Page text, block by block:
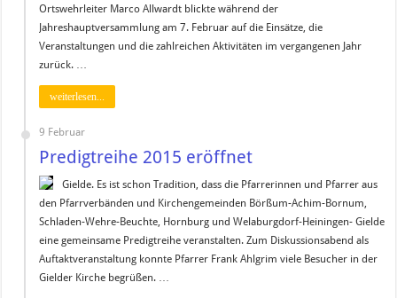
Ortswehrleiter Marco Allwardt blickte während der
Jahreshauptversammlung am 7. Februar auf die Einsätze, die
Veranstaltungen und die zahlreichen Aktivitäten im vergangenen Jahr
zurück. …
weiterlesen...
9 Februar
Predigtreihe 2015 eröffnet
Gielde. Es ist schon Tradition, dass die Pfarrerinnen und Pfarrer aus
den Pfarrverbänden und Kirchengemeinden Börßum-Achim-Bornum,
Schladen-Wehre-Beuchte, Hornburg und Welaburgdorf-Heiningen- Gielde
eine gemeinsame Predigtreihe veranstalten. Zum Diskussionsabend als
Auftaktveranstaltung konnte Pfarrer Frank Ahlgrim viele Besucher in der
Gielder Kirche begrüßen. …